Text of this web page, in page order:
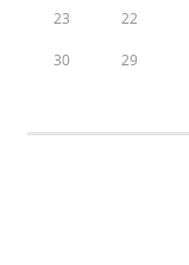
22
23
29
30